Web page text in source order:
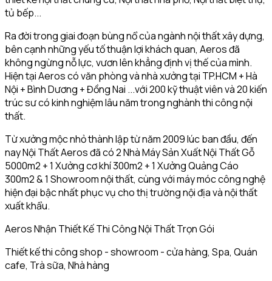
tủ bếp...
Ra đời trong giai đoạn bùng nổ của ngành nội thất xây dựng,
bên cạnh những yếu tố thuận lợi khách quan, Aeros đã
không ngừng nỗ lực, vươn lên khẳng định vị thế của mình.
Hiện tại Aeros có văn phòng và nhà xưởng tại TP.HCM + Hà
Nội + Bình Dương + Đồng Nai ...với 200 kỹ thuật viên và 20 kiến
trúc sư có kinh nghiệm lâu năm trong nghành thi công nội
thất.
Từ xưởng mộc nhỏ thành lập từ năm 2009 lúc ban đầu, đến
nay Nội Thất Aeros đã có 2 Nhà Máy Sản Xuất Nội Thất Gỗ
5000m2 + 1 Xưởng cơ khí 300m2 + 1 Xưởng Quảng Cáo
300m2 & 1 Showroom nội thất, cùng với máy móc công nghệ
hiện đại bậc nhất phục vụ cho thị trường nội địa và nội thất
xuất khẩu.
Aeros Nhận Thiết Kế Thi Công Nội Thất Trọn Gói
Thiết kế thi công shop - showroom - cửa hàng, Spa, Quán
cafe, Trà sữa, Nhà hàng